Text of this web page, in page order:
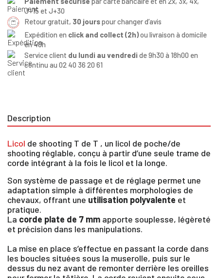
J+15 et J+30
Retour gratuit, 30 jourspour changer d’avis
Expédition en click and collect (2h)ou livraison à domicile
en 48h
Service client du lundi au vendredi de 9h30 à 18h00 en
continu au 02 40 36 20 61
Description
Licol de shooting T de T , un licol de poche/de
shooting réglable, conçu à partir d’une seule trame de
corde intégrant à la fois le licol et la longe.
Son système de passage et de réglage permet une
adaptation simple à différentes morphologies de
chevaux, offrant une utilisation polyvalente et
pratique.
La corde plate de 7 mm apporte souplesse, légèreté
et précision dans les manipulations.
La mise en place s’effectue en passant la corde dans
les boucles situées sous la muserolle, puis sur le
dessus du nez avant de remonter derrière les oreilles